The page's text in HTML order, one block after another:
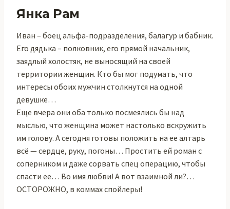
Янка Рам
Иван – боец альфа-подразделения, балагур и бабник.
Его дядька – полковник, его прямой начальник,
заядлый холостяк, не выносящий на своей
территории женщин. Кто бы мог подумать, что
интересы обоих мужчин столкнутся на одной
девушке…
Еще вчера они оба только посмеялись бы над
мыслью, что женщина может настолько вскружить
им голову. А сегодня готовы положить на ее алтарь
всё — сердце, руку, погоны… Простить ей роман с
соперником и даже сорвать спец операцию, чтобы
спасти ее… Во имя любви! А вот взаимной ли?…
ОСТОРОЖНО, в коммах спойлеры!